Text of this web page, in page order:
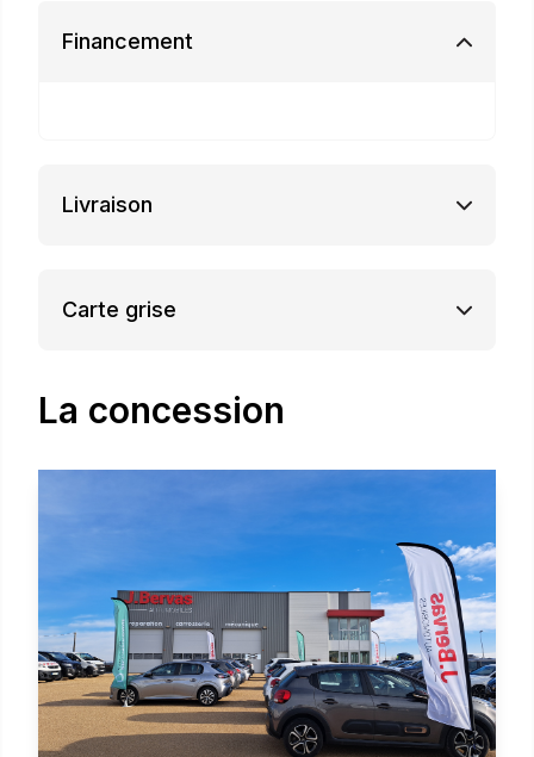
Financement
Livraison
Carte grise
La concession